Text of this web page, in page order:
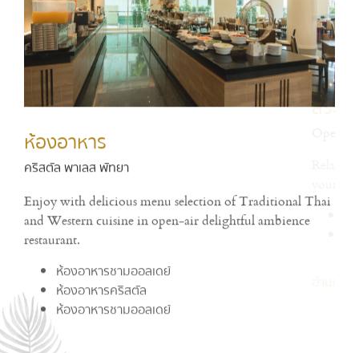
ห้องอาหาร
คริสตัล พาเลส พัทยา
Enjoy with delicious menu selection of Traditional Thai
restaurant.
ห้องอาหารชามออลเดย์
ห้องอาหารชามออลเดย์
อ่านต่อ